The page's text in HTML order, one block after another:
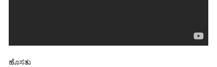
ಹೊಸತು